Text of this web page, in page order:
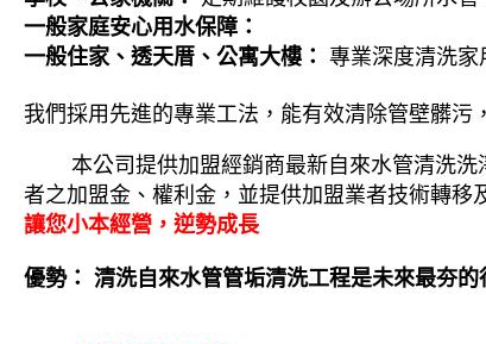
一般家庭安心用水保障：
一般住家、透天厝、公寓大樓： 專業深度清洗家
我們採用先進的專業工法，能有效清除管壁髒
本公司提供加盟經銷商最新自來水管清洗洗
者之加盟金、權利金，並提供加盟業者技術轉移
讓您小本經營，逆勢成長
優勢： 清洗自來水管管垢清洗工程是未來最夯的